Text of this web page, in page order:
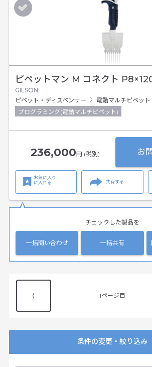
ピペットマン M コネクト
GILSON
ピペット・ディスペンサー
電動マルチピペット
プログラミング(電動マルチピペット)
236,000円 (税別) お
お気に入り
に入れる
共有する
チェックした製品を
一括問い合わせ 一括共有
⟨ 1
条件の変更・絞り込み